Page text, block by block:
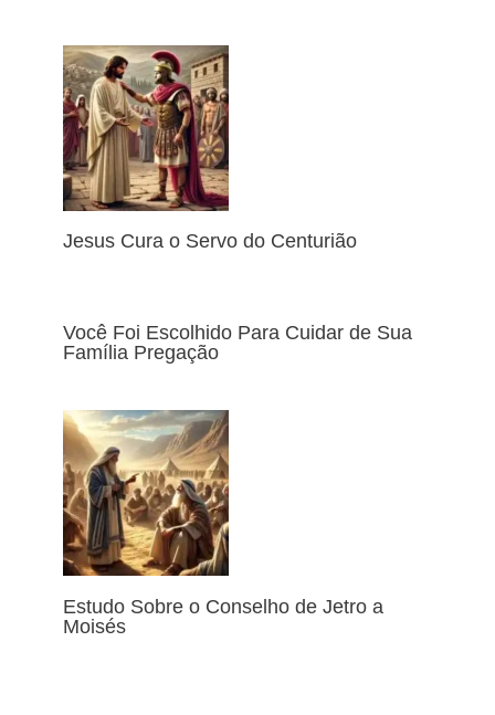
Jesus Cura o Servo do Centurião
Você Foi Escolhido Para Cuidar de Sua
Família Pregação
Estudo Sobre o Conselho de Jetro a
Moisés